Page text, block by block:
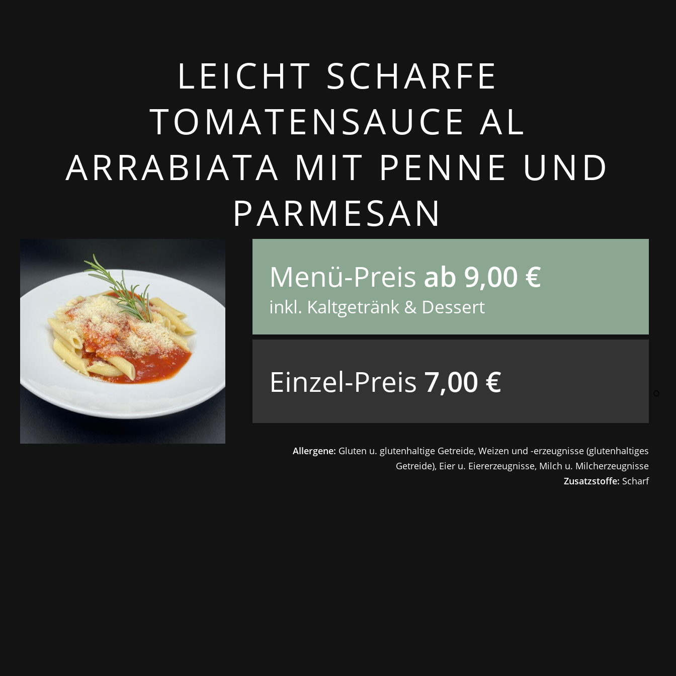
LEICHT SCHARFE
TOMATENSAUCE AL
ARRABIATA MIT PENNE UND
PARMESAN
Menü-Preis ab 9,00 €
inkl. Kaltgetränk & Dessert
Einzel-Preis 7,00 €
Allergene: Gluten u. glutenhaltige Getreide, Weizen und -erzeugnisse (glutenhaltiges
Getreide), Eier u. Eiererzeugnisse, Milch u. Milcherzeugnisse
Zusatzstoffe: Scharf